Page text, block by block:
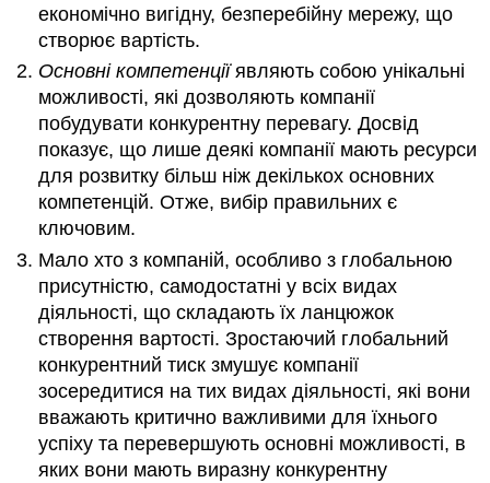
економічно вигідну, безперебійну мережу, що
створює вартість.
Основні компетенціїявляють собою унікальні
можливості, які дозволяють компанії
побудувати конкурентну перевагу. Досвід
показує, що лише деякі компанії мають ресурси
для розвитку більш ніж декількох основних
компетенцій. Отже, вибір правильних є
ключовим.
Мало хто з компаній, особливо з глобальною
присутністю, самодостатні у всіх видах
діяльності, що складають їх ланцюжок
створення вартості. Зростаючий глобальний
конкурентний тиск змушує компанії
зосередитися на тих видах діяльності, які вони
вважають критично важливими для їхнього
успіху та перевершують основні можливості, в
яких вони мають виразну конкурентну